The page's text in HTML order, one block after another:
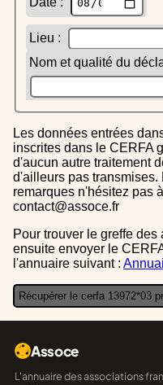
Lieu :
Nom et qualité du
Les données entrées dans le formulaire sont uniquement
inscrites dans le CERFA
d'aucun autre traitement
d'ailleurs pas transmises.
remarques n'hésitez pas
contact@assoce.fr
Pour trouver le greffe des associations auquel vous devrez
ensuite envoyer le
l'annuaire suivant :
Récupérer le cerfa 13972*03
Assoce
L'annuaire des associations françaises, construit sur les données